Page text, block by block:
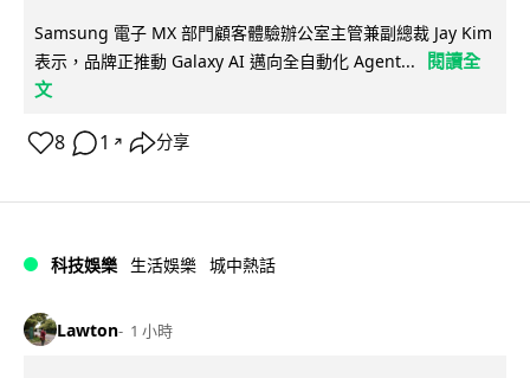
Samsung 電子 MX 部門顧客體驗辦公室主管兼副總裁 Jay Kim
表示，品牌正推動 Galaxy AI 邁向全自動化 Agent...
閱讀全
文
8 1 ↗ 分享
科技娛樂 生活娛樂 城中熱話
Lawton 1 小時